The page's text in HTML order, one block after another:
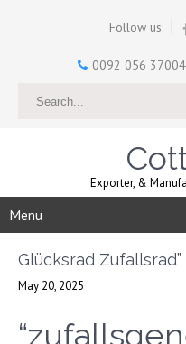
Follow us:
0092 056
Exporter, &
Menu
Glücksrad Zufallsrad”
May 20, 2025